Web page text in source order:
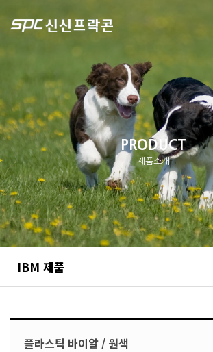
PRODUCT
제품소개
IBM 제품
플라스틱 바이알 / 원색